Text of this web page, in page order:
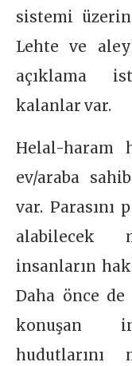
sistemi
Lehte ve
açıklama
kalanlar var.
Helal-haram
ev/araba
var. Parasını
alabilecek
insanların
Daha önce de
konuşan
hudutlarını